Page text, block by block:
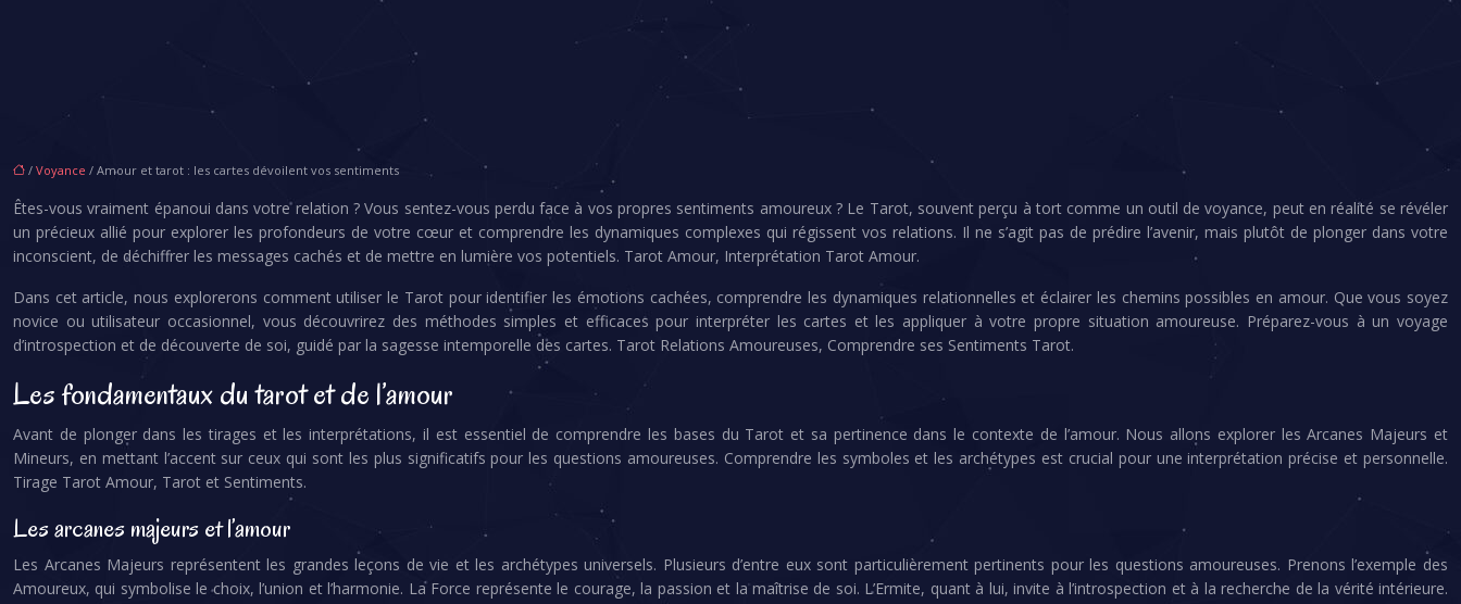
/ Voyance / Amour et tarot : les cartes dévoilent vos sentiments
Êtes-vous vraiment épanoui dans votre relation ? Vous sentez-vous perdu face à vos propres sentiments amoureux ? Le Tarot, souvent perçu à tort comme un outil de voyance, peut en réalité se révéler
un précieux allié pour explorer les profondeurs de votre cœur et comprendre les dynamiques complexes qui régissent vos relations. Il ne s’agit pas de prédire l’avenir, mais plutôt de plonger dans votre
inconscient, de déchiffrer les messages cachés et de mettre en lumière vos potentiels. Tarot Amour, Interprétation Tarot Amour.
Dans cet article, nous explorerons comment utiliser le Tarot pour identifier les émotions cachées, comprendre les dynamiques relationnelles et éclairer les chemins possibles en amour. Que vous soyez
novice ou utilisateur occasionnel, vous découvrirez des méthodes simples et efficaces pour interpréter les cartes et les appliquer à votre propre situation amoureuse. Préparez-vous à un voyage
d’introspection et de découverte de soi, guidé par la sagesse intemporelle des cartes. Tarot Relations Amoureuses, Comprendre ses Sentiments Tarot.
Les fondamentaux du tarot et de l’amour
Avant de plonger dans les tirages et les interprétations, il est essentiel de comprendre les bases du Tarot et sa pertinence dans le contexte de l’amour. Nous allons explorer les Arcanes Majeurs et
Mineurs, en mettant l’accent sur ceux qui sont les plus significatifs pour les questions amoureuses. Comprendre les symboles et les archétypes est crucial pour une interprétation précise et personnelle.
Tirage Tarot Amour, Tarot et Sentiments.
Les arcanes majeurs et l’amour
Les Arcanes Majeurs représentent les grandes leçons de vie et les archétypes universels. Plusieurs d’entre eux sont particulièrement pertinents pour les questions amoureuses. Prenons l’exemple des
Amoureux, qui symbolise le choix, l’union et l’harmonie. La Force représente le courage, la passion et la maîtrise de soi. L’Ermite, quant à lui, invite à l’introspection et à la recherche de la vérité intérieure.